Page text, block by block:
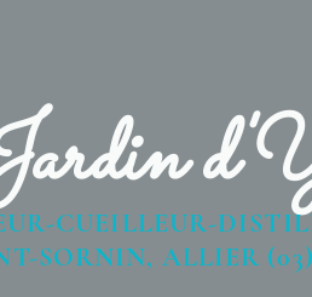
CUEILLEUR-
ALLIER